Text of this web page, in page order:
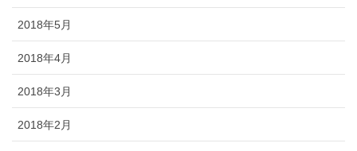
2018年5月
2018年4月
2018年3月
2018年2月